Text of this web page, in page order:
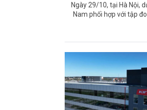
Ngày 29/10, tại Hà Nội,
Nam phối hợp với tập